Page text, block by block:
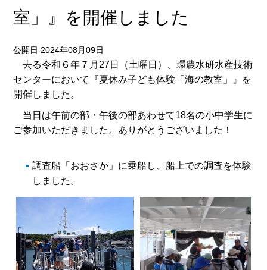
室」』を開催しました
公開日 2024年08月09日
去る令和６年７月27日（土曜日）、環農水研水産技術
センターにおいて『夏休み子ども体験「海の教室」』を
開催しました。
当日は午前の部・午後の部あわせて18名の小中学生に
ご参加いただきました。ありがとうございました！
調査船「おおさか」に乗船し、船上での調査を体験
しました。